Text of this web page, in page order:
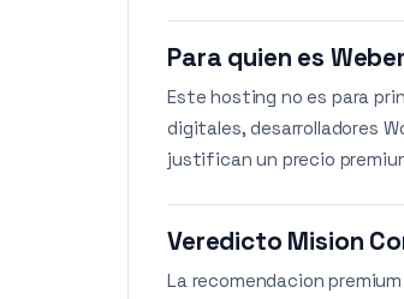
Para quien es
Este hosting no es para
digitales, desarrolladores
justifican un precio
Veredicto Mision
La recomendacion